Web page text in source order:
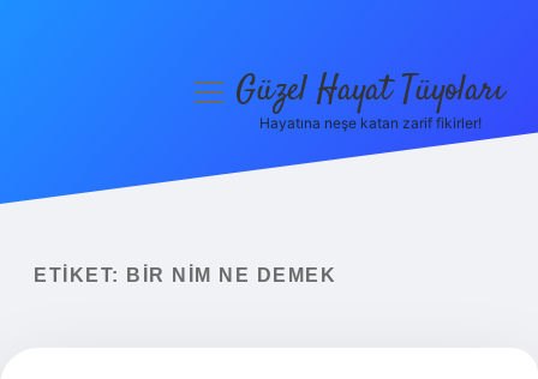
Yasal Uyarı
menüyüGüzel Hayat Tüyoları
Hayatına neşe katan zarif fikirler!
ETIKET: BIR NIM NE DEMEK